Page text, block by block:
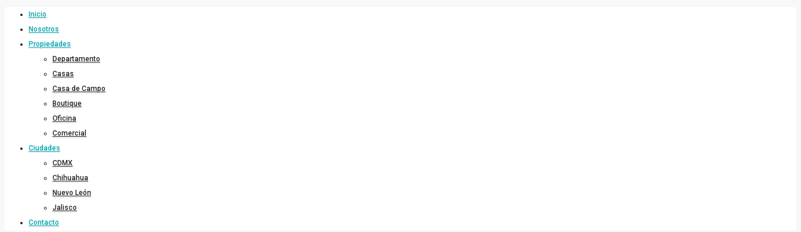
Inicio
Nosotros
Propiedades
Departamento
Casas
Casa de Campo
Boutique
Oficina
Comercial
Ciudades
CDMX
Chihuahua
Nuevo León
Jalisco
Contacto